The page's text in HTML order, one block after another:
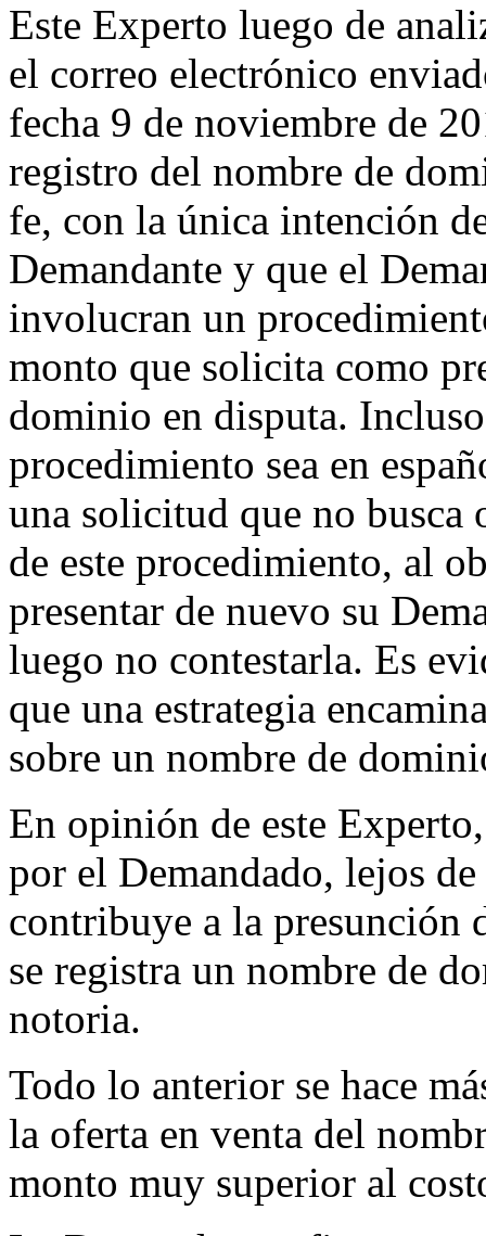
Este Experto luego de
el correo electrónico
fecha 9 de noviembre de
registro del nombre de
fe, con la única intención
Demandante y que el
involucran un
monto que solicita como
dominio en disputa.
procedimiento sea en
una solicitud que no busca
de este procedimiento, al
presentar de nuevo su
luego no contestarla. Es
que una estrategia
sobre un nombre de
En opinión de este
por el Demandado, lejos
contribuye a la presunción
se registra un nombre de
notoria.
Todo lo anterior se hace
la oferta en venta del
monto muy superior al